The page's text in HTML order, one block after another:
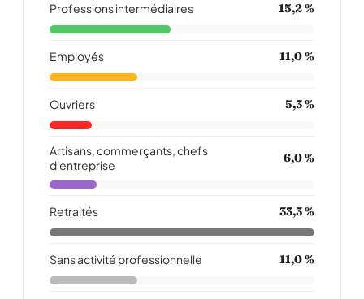
Professions intermédiaires 15,2 %
Employés 11,0 %
Ouvriers 5,3 %
Artisans, commerçants, chefs
d'entreprise
6,0 %
Retraités 33,3 %
Sans activité professionnelle 11,0 %